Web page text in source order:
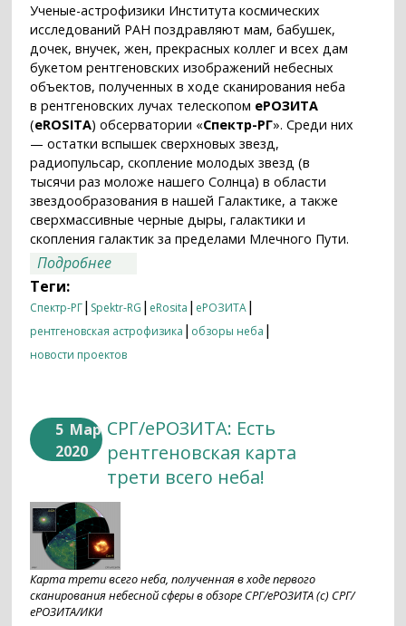
Ученые-астрофизики Института космических
исследований РАН поздравляют мам, бабушек,
дочек, внучек, жен, прекрасных коллег и всех дам
букетом рентгеновских изображений небесных
объектов, полученных в ходе сканирования неба
в рентгеновских лучах телескопом еРОЗИТА
(eROSITA) обсерватории «Спектр-РГ». Среди них
— остатки вспышек сверхновых звезд,
радиопульсар, скопление молодых звезд (в
тысячи раз моложе нашего Солнца) в области
звездообразования в нашей Галактике, а также
сверхмассивные черные дыры, галактики и
скопления галактик за пределами Млечного Пути.
Подробнее
нашей страны и мира от орбитальной
обсерватории «Спектр-РГ» ко дню 8
марта!
Теги:
Спектр-РГ| Spektr-RG | eRosita | еРОЗИТА|
рентгеновская астрофизика | обзоры неба |
новости проектов
5 Мар
2020
СРГ/еРОЗИТА: Есть
рентгеновская карта
трети всего неба!
Карта трети всего неба, полученная в ходе первого
сканирования небесной сферы в обзоре СРГ/еРОЗИТА (с) СРГ/
еРОЗИТА/ИКИ